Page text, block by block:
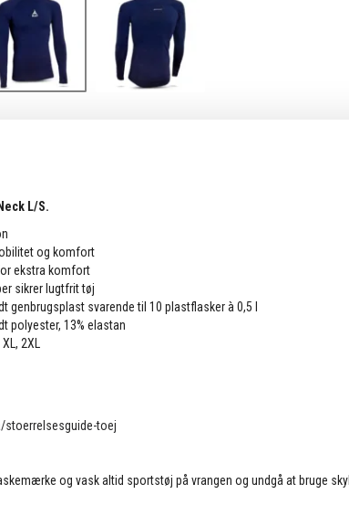
L/S.
og komfort
ekstra komfort
sikrer lugtfrit tøj
genbrugsplast svarende til 10 plastflasker à 0,5 l
polyester, 13% elastan
2XL
toej
og vask altid sportstøj på vrangen og undgå at bruge